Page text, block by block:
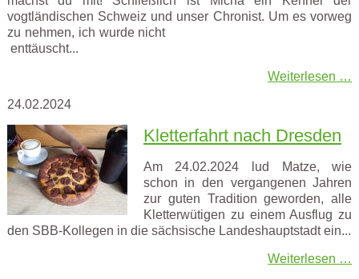
vogtländischen Schweiz und unser Chronist. Um es vorweg
zu nehmen, ich wurde nicht
enttäuscht...
Weiterlesen …
24.02.2024
Kletterfahrt nach Dresden
Am 24.02.2024 lud Matze, wie
schon in den vergangenen Jahren
zur guten Tradition geworden, alle
Kletterwütigen zu einem Ausflug zu
den SBB-Kollegen in die sächsische Landeshauptstadt ein...
Weiterlesen …